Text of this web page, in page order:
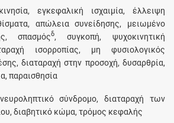
εγκεφαλική ισχαιμία, έλλειψη
απώλεια συνείδησης, μειωμένο
σπασμόςδ, συγκοπή, ψυχοκινητική
ισορροπίας, μη φυσιολογικός
διαταραχή στην προσοχή, δυσαρθρία,
παραισθησία
σύνδρομο, διαταραχή των
διαβητικό κώμα, τρόμος κεφαλής